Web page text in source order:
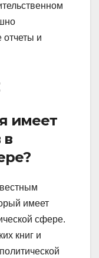
отчеты и
имеет
в
имеет
сфере.
книг и